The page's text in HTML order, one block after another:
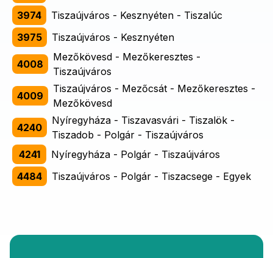
3974
Tiszaújváros - Kesznyéten - Tiszalúc
3975
Tiszaújváros - Kesznyéten
4008
Mezőkövesd - Mezőkeresztes -
Tiszaújváros
4009
Tiszaújváros - Mezőcsát - Mezőkeresztes -
Mezőkövesd
4240
Nyíregyháza - Tiszavasvári - Tiszalök -
Tiszadob - Polgár - Tiszaújváros
4241
Nyíregyháza - Polgár - Tiszaújváros
4484
Tiszaújváros - Polgár - Tiszacsege - Egyek